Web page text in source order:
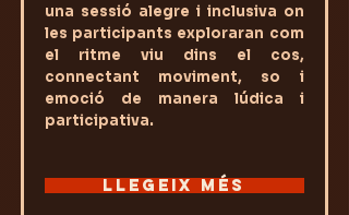
una sessió alegre i inclusiva on
les participants exploraran com
el ritme viu dins el cos,
connectant moviment, so i
emoció de manera lúdica i
participativa.
LLEGEIX MÉS